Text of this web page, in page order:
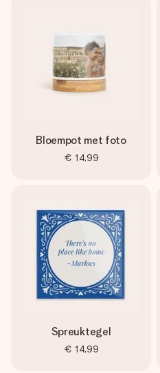
Bloempot met foto
€ 14,99
Spreuktegel
€ 14,99